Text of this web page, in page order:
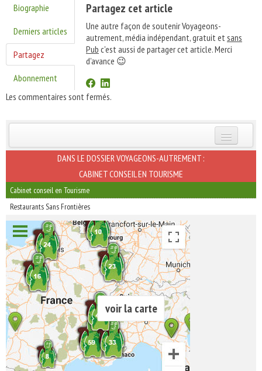
Biographie
Derniers articles
Partagez
Abonnement
Partagez cet article
Une autre façon de soutenir Voyageons-
autrement, média indépendant, gratuit etsans
Pub c'est aussi de partager cet article. Merci
d'avance 😉
Les commentaires sont fermés.
INSCRIVEZ-VOUS | ABONNEZ-VOUS
DANS LE DOSSIER VOYAGEONS-AUTREMENT :
CABINET CONSEIL EN TOURISME
Cabinet conseil en Tourisme
Restaurants Sans Frontières
voir la carte